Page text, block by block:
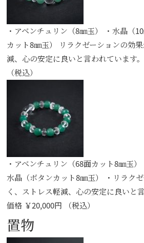
・アベンチュリン（8㎜玉） ・水晶（
カット8㎜玉） リラクゼーションの効
減、心の安定に良いと言われています
（税込）
・アベンチュリン（68面カット8㎜玉
水晶（ボタンカット8㎜玉） ・リラク
く、ストレス軽減、心の安定に良いと
価格 ￥20,000円 （税込）
置物